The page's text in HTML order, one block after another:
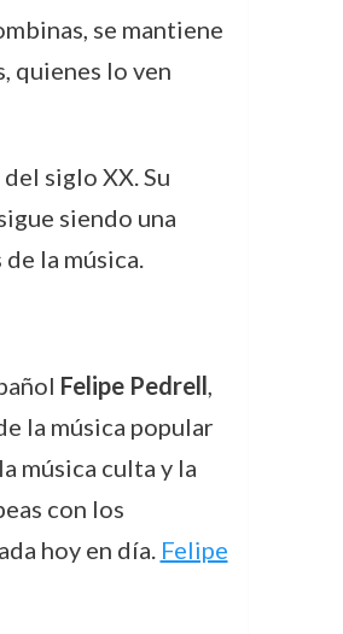
se mantiene
quienes lo ven
siglo XX. Su
siendo una
la música.
Felipe Pedrell,
la música popular
música culta y la
con los
hoy en día. Felipe